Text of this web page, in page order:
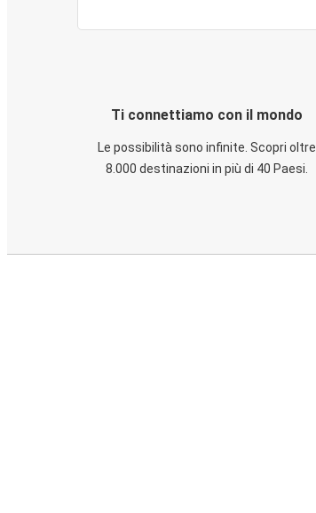
Ti connettiamo con il mondo
Le possibilità sono infinite. Scopri oltre
8.000 destinazioni in più di 40 Paesi.